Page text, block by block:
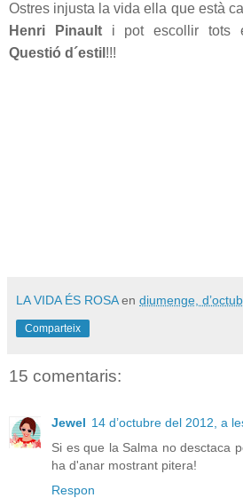
Ostres injusta la vida ella que està
Henri Pinaulti pot escollir tots
Questió d´estil !!!
LA VIDA ÉS ROSA en diumenge,
Comparteix
15 comentaris:
Jewel 14 d’octubre del 2012, a
Si es que la Salma no desctaca
ha d'anar mostrant pitera!
Respon